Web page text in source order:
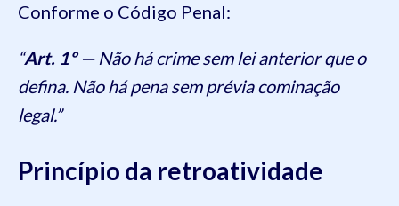
Conforme o Código Penal:
“Art. 1º— Não há crime sem lei anterior que o
defina. Não há pena sem prévia cominação
legal.”
Princípio da retroatividade